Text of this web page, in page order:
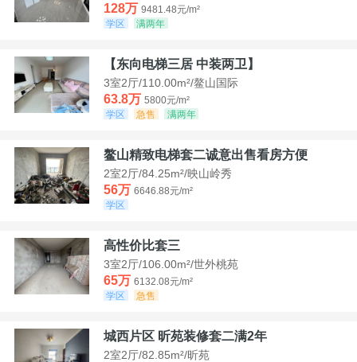
128万 9481.48元/m²
学区
满两年
【东向电梯三居 中装两卫】
3室2厅/110.00m²/鳌山国际
63.8万 5800元/m²
学区
急售 满两年
鳌山精致电梯套二诚意出售看房方便
2室2厅/84.25m²/映山岭秀
56万 6646.88元/m²
学区
高性价比套三
3室2厅/106.00m²/世外桃苑
65万 6132.08元/m²
学区
急售
城西片区 昕苑装修套二满2年
2室2厅/82.85m²/昕苑